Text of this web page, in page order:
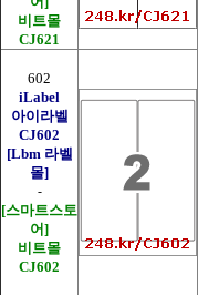
비트몰
CJ621
602
iLabel
아이라벨
CJ602
[Lbm 라벨
몰]
-
[스마트스토
어]
비트몰
CJ602